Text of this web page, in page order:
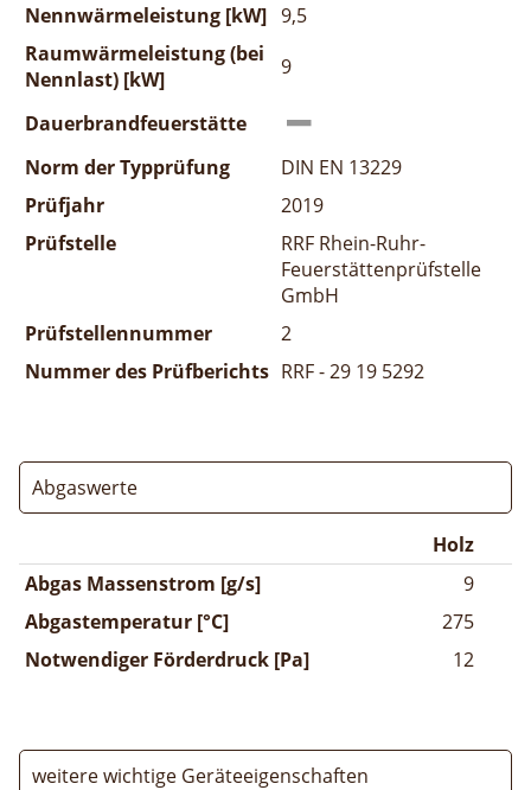
Nennwärmeleistung [kW] 9,5
Raumwärmeleistung (bei
Nennlast) [kW]
9
Dauerbrandfeuerstätte
Norm der Typprüfung
DIN EN 13229
Prüfjahr
2019
Prüfstelle
RRF Rhein-Ruhr-
Feuerstättenprüfstelle
GmbH
Prüfstellennummer
2
Nummer des Prüfberichts RRF - 29 19 5292
Abgaswerte
Holz
Abgas Massenstrom [g/s]
9
Abgastemperatur [°C]
275
Notwendiger Förderdruck [Pa]
12
weitere wichtige Geräteeigenschaften